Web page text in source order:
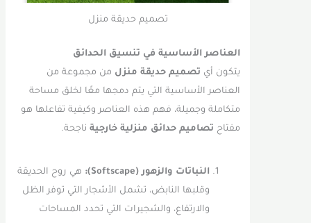
تصميم حديقة منزل
العناصر الأساسية في تنسيق الحدائق
يتكون أيتصميم حديقة منزلمن مجموعة من
العناصر الأساسية التي يتم دمجها معًا لخلق مساحة
متكاملة وجميلة، فهم هذه العناصر وكيفية تفاعلها هو
مفتاحتصاميم حدائق منزلية خارجيةناجحة.
النباتات والزهور (Softscape):
هي روح الحديقة
وقلبها النابض، تشمل الأشجار التي توفر الظل
والارتفاع، والشجيرات التي تحدد المساحات